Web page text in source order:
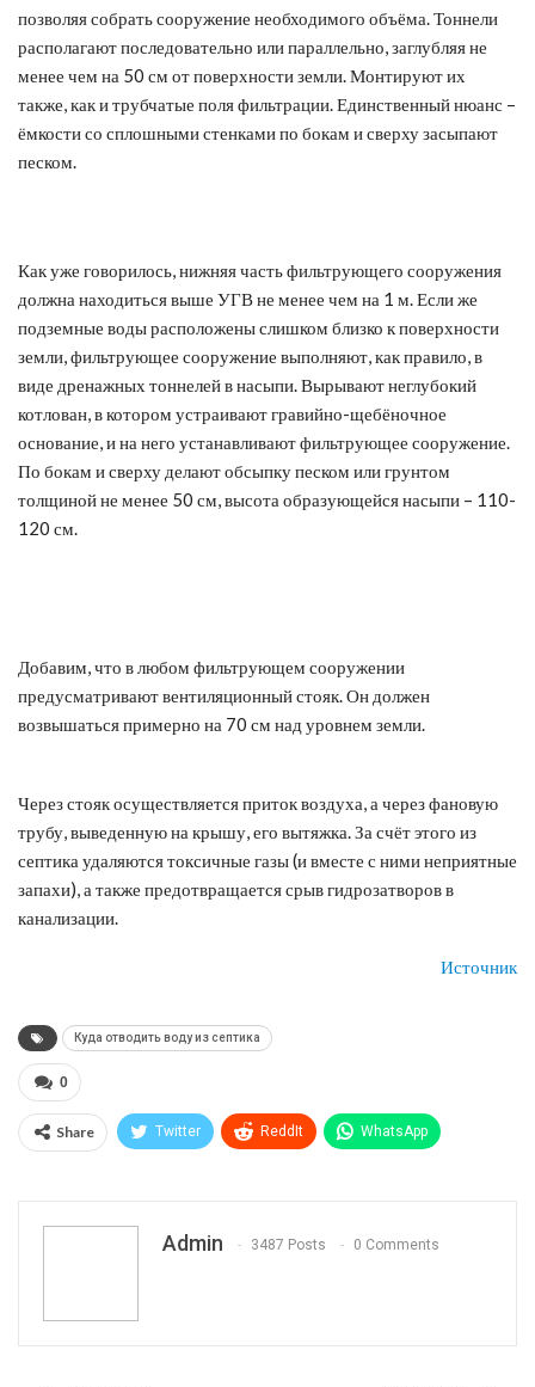
позволяя собрать сооружение необходимого объёма. Тоннели
располагают последовательно или параллельно, заглубляя не
менее чем на 50 см от поверхности земли. Монтируют их
также, как и трубчатые поля фильтрации. Единственный нюанс –
ёмкости со сплошными стенками по бокам и сверху засыпают
песком.
Как уже говорилось, нижняя часть фильтрующего сооружения
должна находиться выше УГВ не менее чем на 1 м. Если же
подземные воды расположены слишком близко к поверхности
земли, фильтрующее сооружение выполняют, как правило, в
виде дренажных тоннелей в насыпи. Вырывают неглубокий
котлован, в котором устраивают гравийно-щебёночное
основание, и на него устанавливают фильтрующее сооружение.
По бокам и сверху делают обсыпку песком или грунтом
толщиной не менее 50 см, высота образующейся насыпи – 110-
120 см.
Добавим, что в любом фильтрующем сооружении
предусматривают вентиляционный стояк. Он должен
возвышаться примерно на 70 см над уровнем земли.
Через стояк осуществляется приток воздуха, а через фановую
трубу, выведенную на крышу, его вытяжка. За счёт этого из
септика удаляются токсичные газы (и вместе с ними неприятные
запахи), а также предотвращается срыв гидрозатворов в
канализации.
Источник
Куда отводить воду из септика
0
Share Twitter ReddIt WhatsApp
Admin 3487 Posts 0 Comments